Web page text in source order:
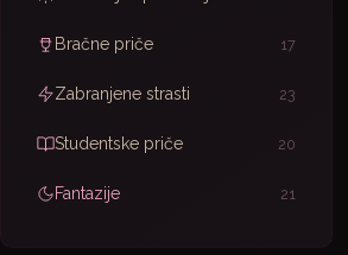
Bračne priče 17
Zabranjene strasti 23
Studentske priče 20
Fantazije 21